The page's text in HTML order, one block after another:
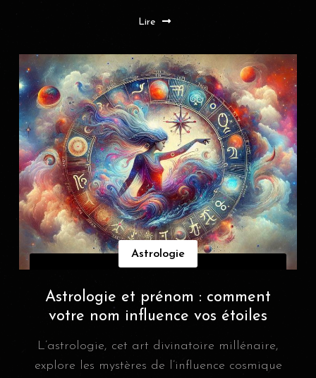
Lire
Astrologie
Astrologie et prénom : comment
votre nom influence vos étoiles
L’astrologie, cet art divinatoire millénaire,
explore les mystères de l’influence cosmique